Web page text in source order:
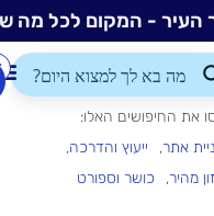
מה שקורה בעיר
התחברות/הרשמה
הוספת
עסק